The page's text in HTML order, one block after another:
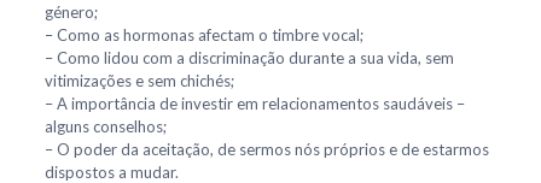
género;
– Como as hormonas afectam o timbre vocal;
– Como lidou com a discriminação durante a sua vida, sem
vitimizações e sem chichés;
– A importância de investir em relacionamentos saudáveis –
alguns conselhos;
– O poder da aceitação, de sermos nós próprios e de estarmos
dispostos a mudar.